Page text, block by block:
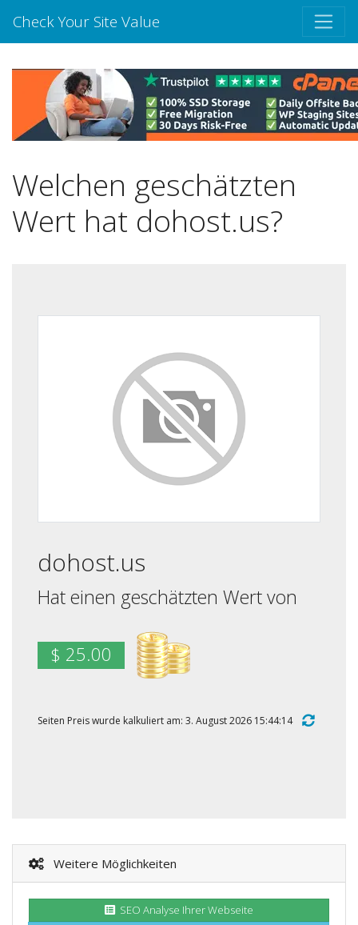
Check Your Site Value
Welchen geschätzten
Wert hat dohost.us?
dohost.us
Hat einen geschätzten Wert von
$ 25.00
Seiten Preis wurde kalkuliert am: 3. August 2026 15:44:14
Weitere Möglichkeiten
SEO Analyse Ihrer Webseite